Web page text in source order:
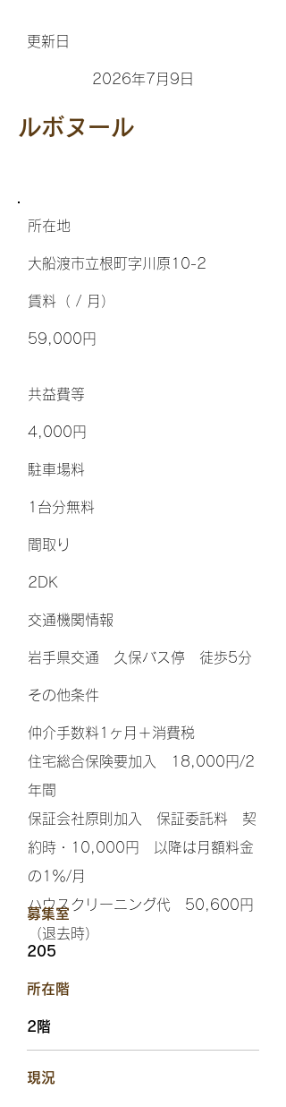
更新日
2026年7月9日
ルボヌール
所在地
大船渡市立根町字川原10-2
​賃料（ / 月）
59,000円
​共益費等
4,000円
​駐車場料
1台分無料
間取り
2DK
交通機関情報
岩手県交通 久保バス停 徒歩5分
その他条件
仲介手数料1ヶ月＋消費税
住宅総合保険要加入 18,000円/2
年間
保証会社原則加入 保証委託料 契
約時・10,000円 以降は月額料金
の1％/月
ハウスクリーニング代 50,600円
（退去時）
​募集室
205
​所在階
2階
​現況